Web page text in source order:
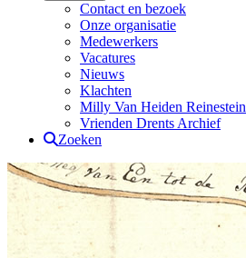
Contact en bezoek
Onze organisatie
Medewerkers
Vacatures
Nieuws
Klachten
Milly Van Heiden Reinestein
Vrienden Drents Archief
Zoeken
Drents Archief